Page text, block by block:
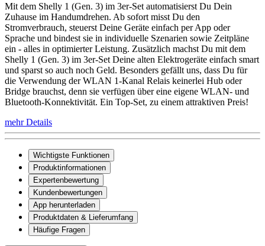
Mit dem Shelly 1 (Gen. 3) im 3er-Set automatisierst Du Dein
Zuhause im Handumdrehen. Ab sofort misst Du den
Stromverbrauch, steuerst Deine Geräte einfach per App oder
Sprache und bindest sie in individuelle Szenarien sowie Zeitpläne
ein - alles in optimierter Leistung. Zusätzlich machst Du mit dem
Shelly 1 (Gen. 3) im 3er-Set Deine alten Elektrogeräte einfach smart
und sparst so auch noch Geld. Besonders gefällt uns, dass Du für
die Verwendung der WLAN 1-Kanal Relais keinerlei Hub oder
Bridge brauchst, denn sie verfügen über eine eigene WLAN- und
Bluetooth-Konnektivität. Ein Top-Set, zu einem attraktiven Preis!
mehr Details
Wichtigste Funktionen
Produktinformationen
Expertenbewertung
Kundenbewertungen
App herunterladen
Produktdaten & Lieferumfang
Häufige Fragen